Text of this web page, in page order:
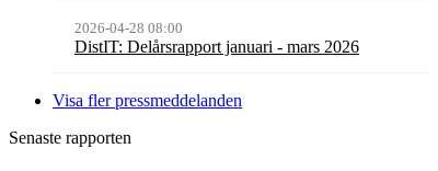
2026-04-28 08:00
DistIT: Delårsrapport januari - mars 2026
Visa fler pressmeddelanden
Senaste rapporten